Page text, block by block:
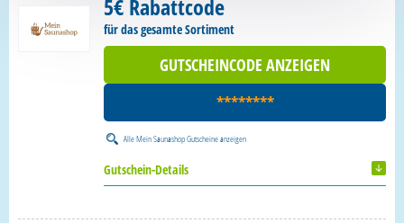
5€ Rabattcode
für das gesamte Sortiment
GUTSCHEINCODE ANZEIGEN
********
AlleMein Saunashop Gutscheineanzeigen
Gutschein-Details